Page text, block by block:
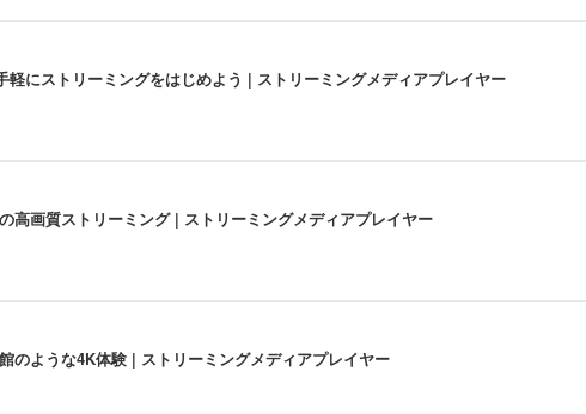
にストリーミングをはじめよう | ストリーミングメディアプレイヤー
画質ストリーミング | ストリーミングメディアプレイヤー
ような4K体験 | ストリーミングメディアプレイヤー